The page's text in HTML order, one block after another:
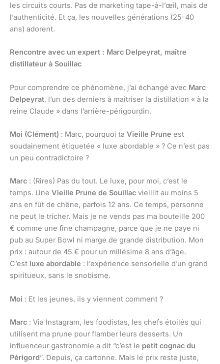
les circuits courts. Pas de marketing tape-à-l’œil, mais de
l’authenticité. Et ça, les nouvelles générations (25-40
ans) adorent.
Rencontre avec un expert : Marc Delpeyrat, maître
distillateur à Souillac
Pour comprendre ce phénomène, j’ai échangé avec Marc
Delpeyrat, l’un des derniers à maîtriser la distillation « à la
reine Claude » dans l’arrière-périgourdin.
Moi (Clément) : Marc, pourquoi ta Vieille Prune est
soudainement étiquetée « luxe abordable » ? Ce n’est pas
un peu contradictoire ?
Marc : (Rires) Pas du tout. Le luxe, pour moi, c’est le
temps. Une Vieille Prune de Souillac vieillit au moins 5
ans en fût de chêne, parfois 12 ans. Ce temps, personne
ne peut le tricher. Mais je ne vends pas ma bouteille 200
€ comme une fine champagne, parce que je ne paye ni
pub au Super Bowl ni marge de grande distribution. Mon
prix : autour de 45 € pour un millésime 8 ans d’âge.
C’est luxe abordable : l’expérience sensorielle d’un grand
spiritueux, sans le snobisme.
Moi : Et les jeunes, ils y viennent comment ?
Marc : Via Instagram, les foodistas, les chefs étoilés qui
utilisent ma prune pour flamber leurs desserts. Un
influenceur gastronomie a dit “c’est le petit cognac du
Périgord”. Depuis, ça cartonne. Mais le prix reste juste,